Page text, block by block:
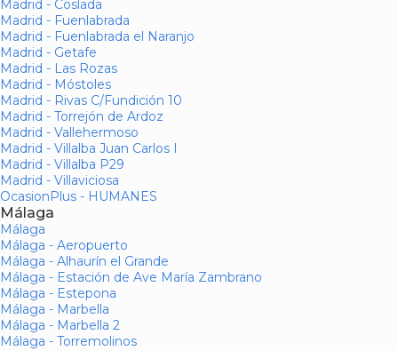
Madrid - Coslada
Madrid - Fuenlabrada
Madrid - Fuenlabrada el Naranjo
Madrid - Getafe
Madrid - Las Rozas
Madrid - Móstoles
Madrid - Rivas C/Fundición 10
Madrid - Torrejón de Ardoz
Madrid - Vallehermoso
Madrid - Villalba Juan Carlos I
Madrid - Villalba P29
Madrid - Villaviciosa
OcasionPlus - HUMANES
Málaga
Málaga
Málaga - Aeropuerto
Málaga - Alhaurín el Grande
Málaga - Estación de Ave María Zambrano
Málaga - Estepona
Málaga - Marbella
Málaga - Marbella 2
Málaga - Torremolinos